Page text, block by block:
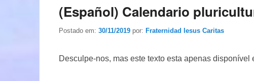
(Español) Calendario
Postado em: 30/11/2019 por: Fraternidad Iesus Caritas
Desculpe-nos, mas este texto esta apenas disponível